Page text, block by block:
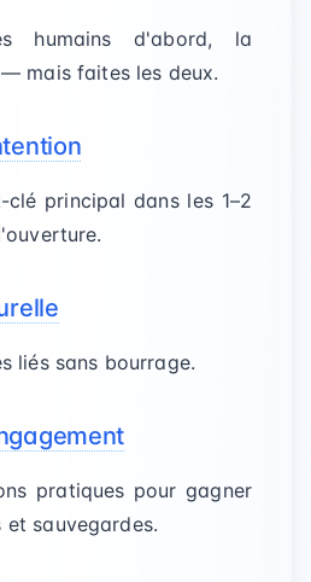
humains d'abord, la
mais faites les deux.
principal dans les 1–2
liés sans bourrage.
pratiques pour gagner
et sauvegardes.